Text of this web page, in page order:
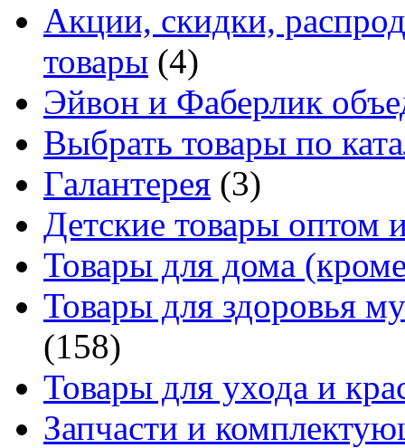
Акции, скидки,
товары (4)
Эйвон и Фаберлик
Выбрать товары по
Галантерея (3)
Детские товары оптом
Товары для дома
Товары для здоровья
(158)
Товары для ухода и
Запчасти и